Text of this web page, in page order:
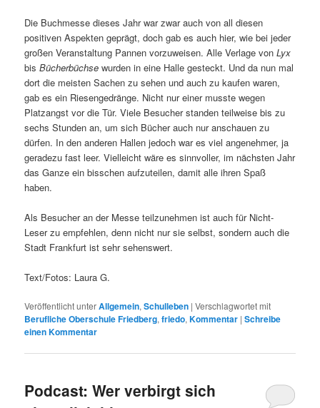
Die Buchmesse dieses Jahr war zwar auch von all diesen
positiven Aspekten geprägt, doch gab es auch hier, wie bei jeder
großen Veranstaltung Pannen vorzuweisen. Alle Verlage vonLyx
bisBücherbüchse wurden in eine Halle gesteckt. Und da nun mal
dort die meisten Sachen zu sehen und auch zu kaufen waren,
gab es ein Riesengedränge. Nicht nur einer musste wegen
Platzangst vor die Tür. Viele Besucher standen teilweise bis zu
sechs Stunden an, um sich Bücher auch nur anschauen zu
dürfen. In den anderen Hallen jedoch war es viel angenehmer, ja
geradezu fast leer. Vielleicht wäre es sinnvoller, im nächsten Jahr
das Ganze ein bisschen aufzuteilen, damit alle ihren Spaß
haben.
Als Besucher an der Messe teilzunehmen ist auch für Nicht-
Leser zu empfehlen, denn nicht nur sie selbst, sondern auch die
Stadt Frankfurt ist sehr sehenswert.
Text/Fotos: Laura G.
Veröffentlicht unterAllgemein,Schulleben |Verschlagwortet mit
Berufliche Oberschule Friedberg,friedo,Kommentar |Schreibe
einen Kommentar
Podcast: Wer verbirgt sich